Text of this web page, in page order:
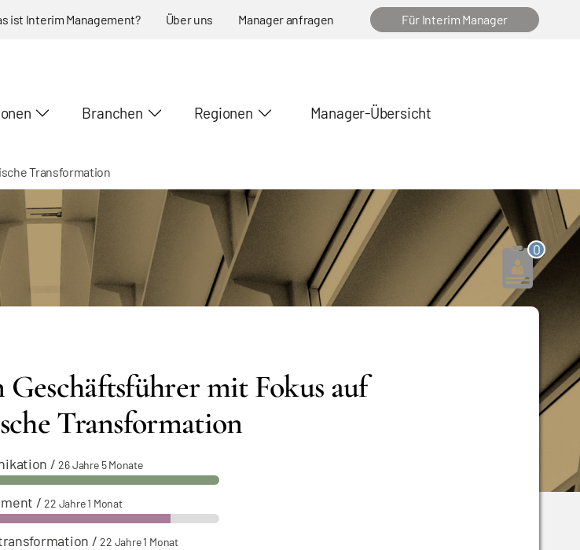
ist Interim Management? Über uns Manager anfragen Für Interim Manager
Branchen Regionen Manager-Übersicht
Transformation
0
mit Fokus auf
Transformation
/26 Jahre 5 Monate
/22 Jahre 1 Monat
/22 Jahre 1 Monat